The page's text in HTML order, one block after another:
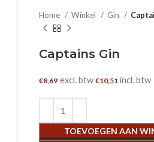
Home Winkel Gin
Captains Gin
€8,69 excl. btw €10,51 incl. btw
TOEVOEGEN AAN